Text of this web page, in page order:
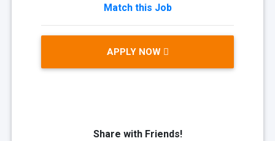
Match this Job
APPLY NOW
Share with Friends!